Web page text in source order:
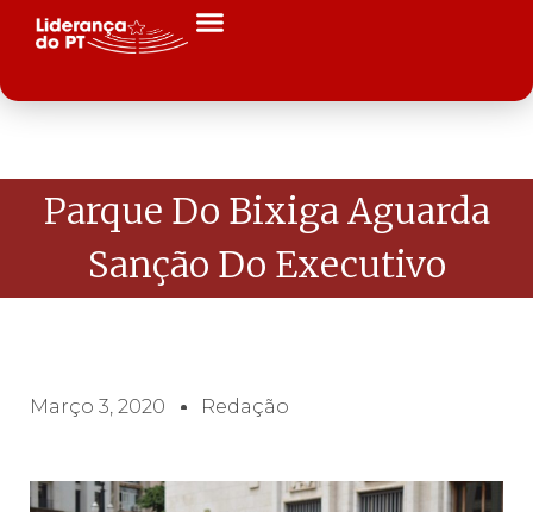
Parque Do Bixiga Aguarda
Sanção Do Executivo
Março 3, 2020 Redação